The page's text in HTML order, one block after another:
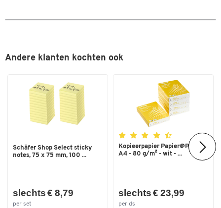
Andere klanten kochten ook
Schäfer Shop Select sticky
notes, 75 x 75 mm, 100 ...
slechts € 8,79
per set
Kopieerpapier Papier@Print -
A4 - 80 g/m² - wit - ...
slechts € 23,99
per ds